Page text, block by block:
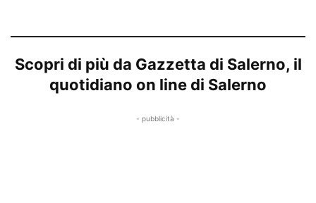
Scopri di più da Gazzetta di Salerno, il
quotidiano on line di Salerno
- pubblicità -